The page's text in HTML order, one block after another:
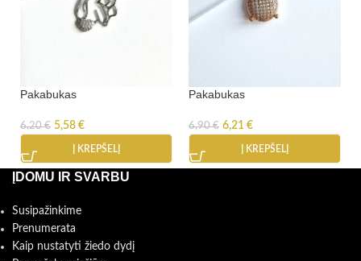
Pakabukas
6,20€ 5,58 €
Į KREPŠELĮ
Pakabukas
6,90€ 6,21 €
Į KREPŠELĮ
ĮDOMU IR SVARBU
Susipažinkime
Prenumerata
Kaip nustatyti žiedo dydį